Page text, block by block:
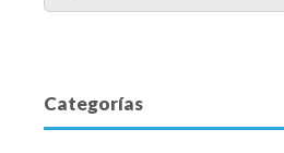
Categorías